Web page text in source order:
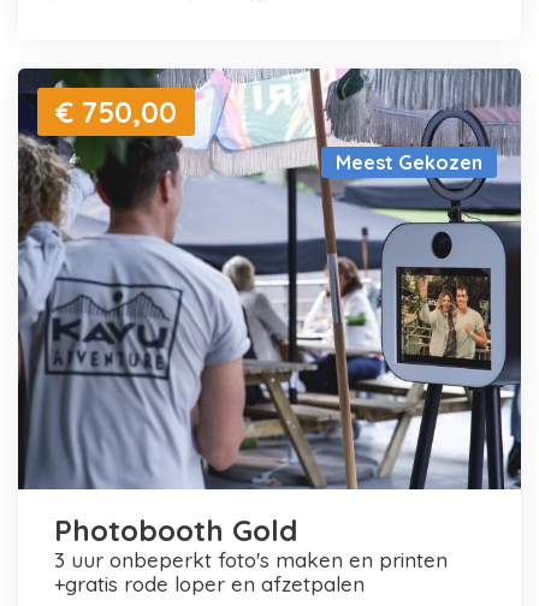
Meest Gekozen
€ 750,00
Photobooth Gold
3 uur onbeperkt foto's maken en printen
+gratis rode loper en afzetpalen